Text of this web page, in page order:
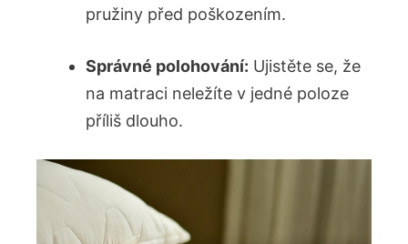
pružiny před poškozením.
Správné polohování: Ujistěte se, že
na ⁣matraci neležíte v jedné poloze
příliš ⁢dlouho.